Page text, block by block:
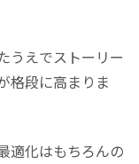
うえでストーリー
格段に高まりま
適化はもちろんの